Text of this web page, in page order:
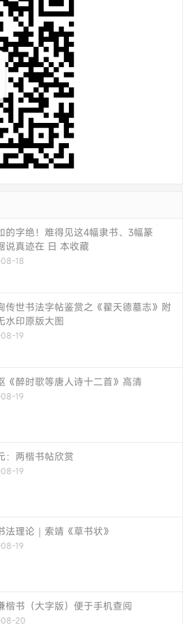
的字绝！难得见这4幅隶书、3幅篆
说真迹在 日 本收藏
18
传世书法字帖鉴赏之《翟天德墓志》附
水印原版大图
19
《醉时歌等唐人诗十二首》高清
19
：两楷书帖欣赏
19
法理论｜索靖《草书状》
19
楷书（大字版）便于手机查阅
20